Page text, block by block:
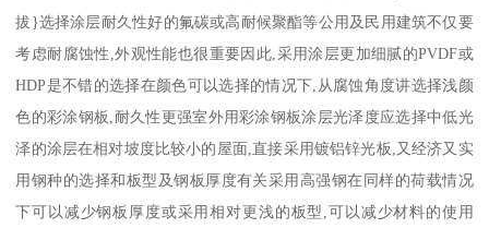
拔}选择涂层耐久性好的氟碳或高耐候聚酯等公用及民用建筑不仅要
考虑耐腐蚀性,外观性能也很重要因此,采用涂层更加细腻的PVDF或
HDP是不错的选择在颜色可以选择的情况下,从腐蚀角度讲选择浅颜
色的彩涂钢板,耐久性更强室外用彩涂钢板涂层光泽度应选择中低光
泽的涂层在相对坡度比较小的屋面,直接采用镀铝锌光板,又经济又实
用钢种的选择和板型及钢板厚度有关采用高强钢在同样的荷载情况
下可以减少钢板厚度或采用相对更浅的板型,可以减少材料的使用